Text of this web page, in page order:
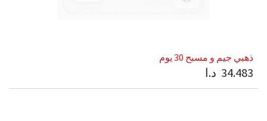
ذهبي جيم و مسبح 30 يوم
34.483 د.ا